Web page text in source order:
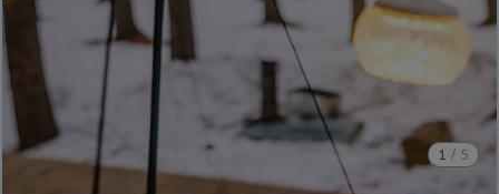
1 / 5